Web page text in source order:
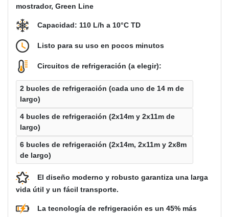
mostrador, Green Line
Capacidad: 110 L/h a 10°C TD
Listo para su uso en pocos minutos
Circuitos de refrigeración (a elegir):
2 bucles de refrigeración (cada uno de 14 m de
largo)
4 bucles de refrigeración (2x14m y 2x11m de
largo)
6 bucles de refrigeración (2x14m, 2x11m y 2x8m
de largo)
El diseño moderno y robusto garantiza una larga
vida útil y un fácil transporte.
La tecnología de refrigeración es un 45% más